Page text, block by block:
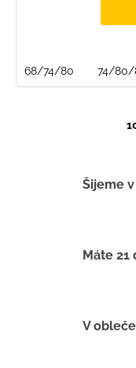
68/74/80 74/80/
Šijeme v
Máte
V